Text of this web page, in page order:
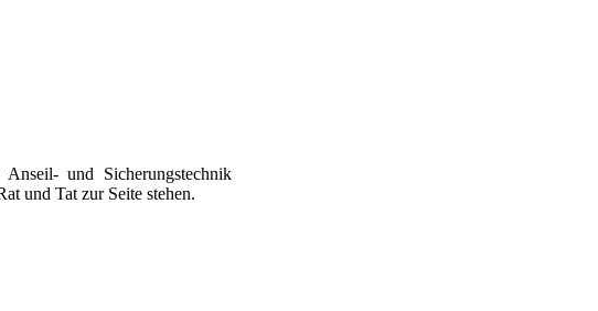
und Sicherungstechnik
und Tat zur Seite stehen.